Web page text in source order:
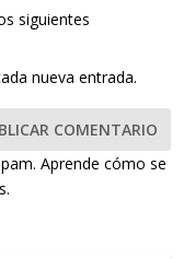
siguientes
nueva entrada.
Aprende cómo se